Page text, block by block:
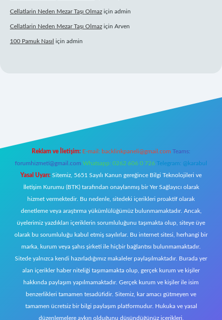
Cellatlarin Neden Mezar Taşı Olmaz için admin
Cellatlarin Neden Mezar Taşı Olmaz için Arven
100 Pamuk Nasıl için admin
Reklam ve İletişim: E-mail: backlinkpaneli@gmail.com Teams:
forumhizmeti@gmail.com Whatsapp: 0262 606 0 726 Telegram: @karabul
Yasal Uyarı: Sitemiz, 5651 Sayılı Kanun gereğince Bilgi Teknolojileri ve
İletişim Kurumu (BTK) tarafından onaylanmış bir Yer Sağlayıcı olarak
hizmet vermektedir. Bu nedenle, sitedeki içerikleri proaktif olarak
denetleme veya araştırma yükümlülüğümüz bulunmamaktadır. Ancak,
üyelerimiz yazdıkları içeriklerin sorumluluğunu taşımakta olup, siteye üye
olarak bu sorumluluğu kabul etmiş sayılırlar. Bu internet sitesi, herhangi bir
marka, kurum veya şahıs şirketi ile hiçbir bağlantısı bulunmamaktadır.
Sitede yalnızca kendi hazırladığımız makaleler paylaşılmaktadır. Burada yer
alan içerikler haber niteliği taşımamakta olup, gerçek kurum ve kişiler
hakkında paylaşım yapılmamaktadır. Gerçek kurum ve kişiler ile isim
benzerlikleri tamamen tesadüfidir. Sitemiz, kar amacı gütmeyen ve
tamamen ücretsiz bir bilgi paylaşım platformudur. Hukuka ve yasal
düzenlemelere aykırı olduğunu düşündüğünüz içerikleri,